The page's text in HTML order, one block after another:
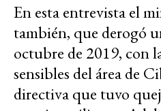
En esta entrevista el
también, que derogó
octubre de 2019, con
sensibles del área de
directiva que tuvo